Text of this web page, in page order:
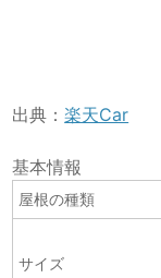
出典：楽天Car
基本情報
屋根の種類
サイズ